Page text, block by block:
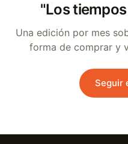
"Los
Una edición por mes
forma de comprar y
Seguir